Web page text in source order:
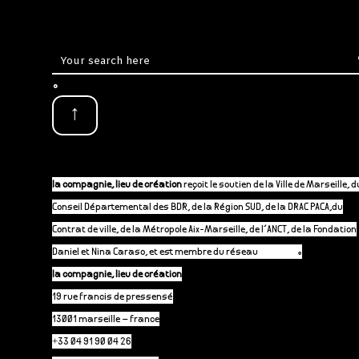
.
↑
la compagnie, lieu de créationreçoit le soutien de la Ville de Marseille,
Conseil Départemental des BDR, de la Région SUD, de la DRAC PACA,du
Contrat de ville, de la Métropole Aix-Marseille, de l’ANCT, de la Fondation
Daniel et Nina Caraso, et est membre du réseau .
la compagnie, lieu de création
19 rue francis de pressensé
13001 marseille – france
+33 04 91 90 04 26